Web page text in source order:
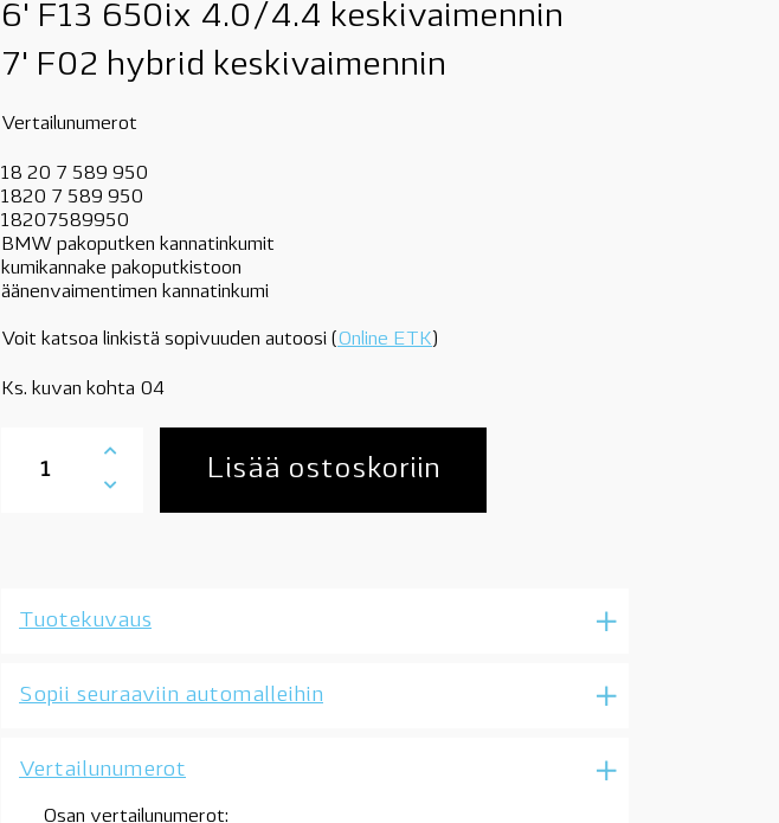
6' F13 650ix 4.0/4.4 keskivaimennin
7' F02 hybrid keskivaimennin
Vertailunumerot
18 20 7 589 950
1820 7 589 950
18207589950
BMW pakoputken kannatinkumit
kumikannake pakoputkistoon
äänenvaimentimen kannatinkumi
Voit katsoa linkistä sopivuuden autoosi (Online ETK)
Ks. kuvan kohta 04
BMW
Lisää ostoskoriin
Tuotekuvaus
Sopii seuraaviin automalleihin
Vertailunumerot
Osan vertailunumerot: